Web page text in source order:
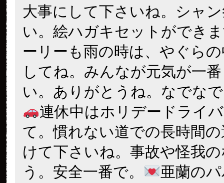
大事にして下さいね。シャ
い。絵ハガキセットができ
ーリーも雨の時は、やぐら
してね。みんなが元気が一
い。ありがとうね。なでな
連休中はホリデードライ
て。慣れない道での長時間
けて下さいね。事故や怪我
う。安全一番で。
亜蘭の